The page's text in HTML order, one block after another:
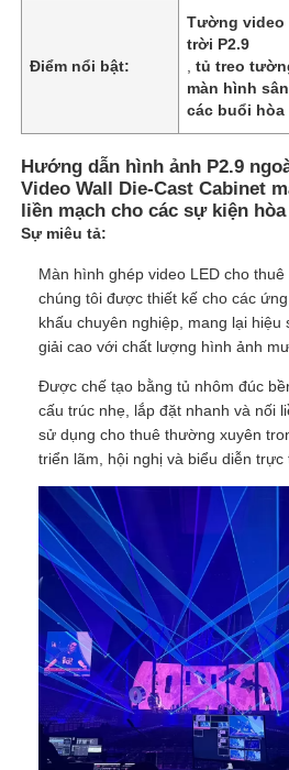
Trang chủ
Các sản phẩm
Video
Điểm nổi bật:
Tường video
trời P2.9
,tủ treo
màn hình
các buổi hòa
Hướng dẫn hình ảnh P2.9
Video Wall Die-Cast Cabinet
liền mạch cho các sự kiện
Sự miêu tả:
Màn hình ghép video LED cho
chúng tôi được thiết kế cho các
khấu chuyên nghiệp, mang lại hiệu
giải cao với chất lượng hình ảnh
Được chế tạo bằng tủ nhôm đúc
cấu trúc nhẹ, lắp đặt nhanh và nối
sử dụng cho thuê thường xuyên
triển lãm, hội nghị và biểu diễn trực